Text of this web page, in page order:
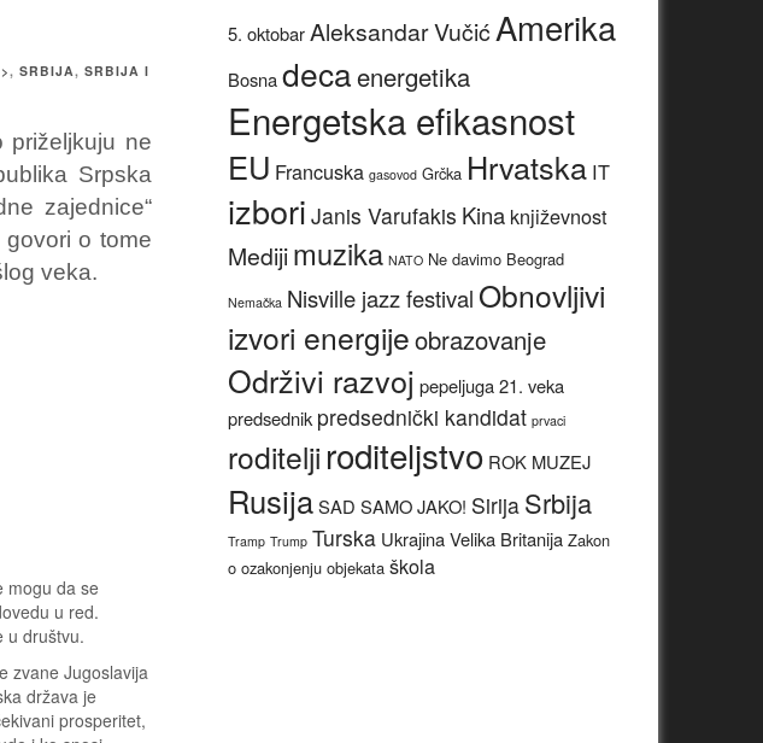
, SRBIJA , SRBIJA I
priželjkuju ne
Srpska
zajednice“
o tome
veka.
mogu da se
u red.
u društvu.
zvane Jugoslavija
država je
prosperitet,
5. oktobarAleksandar Vučić Amerika
Bosnadecaenergetika
Energetska efikasnost
EU Francuska gasovod Grčka Hrvatska IT
izbori Janis Varufakis Kina književnost
Medijimuzika NATO Ne davimo Beograd
Nemačka Nisville jazz festival Obnovljivi
izvori energijeobrazovanje
Održivi razvoj pepeljuga 21. veka
predsednik predsednički kandidat prvaci
roditelji roditeljstvo ROK MUZEJ
RusijaSAD SAMO JAKO! Sirija Srbija
Tramp Trump Turska UkrajinaVelika Britanija Zakon
o ozakonjenju objekata škola